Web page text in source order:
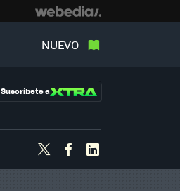
NUEVO
Suscríbete a
TwitterFacebook